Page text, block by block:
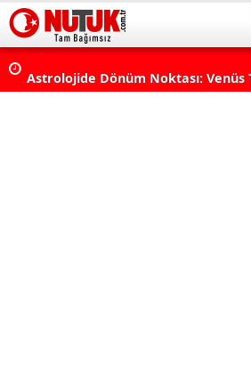
Astrolojide Dönüm Noktası: